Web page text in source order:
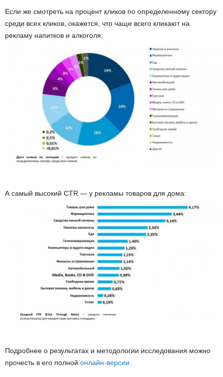
Если же смотреть на процент кликов по определенному сектору
среди всех кликов, окажется, что чаще всего кликают на
рекламу напитков и алкоголя:
А самый высокий CTR — у рекламы товаров для дома:
Подробнее о результатах и методологии исследования можно
прочесть в его полной онлайн-версии